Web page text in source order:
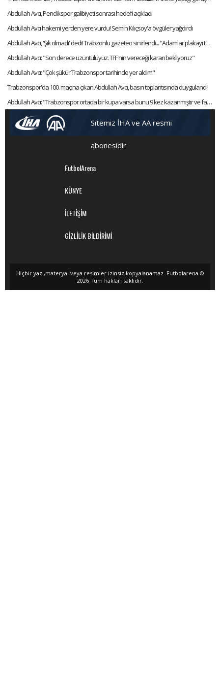
Abdullah Avcı, Pendikspor galibiyeti sonrası hedefi açıkladı
Abdullah Avcı hakemi yerden yere vurdu! Semih Kılıçsoy'a övgüler yağdırdı
Abdullah Avcı, 'Şık olmadı' dedi! Trabzonlu gazeteci sinirlendi... "Adamlar plakayı taktı hocam"
Abdullah Avcı: "Son derece üzüntülüyüz. TFF'nin vereceği kararı bekliyoruz"
Abdullah Avcı: "Çok şükür Trabzonspor tarihinde yer aldım"
Trabzonspor'da 100. maçına çıkan Abdullah Avcı, basın toplantısında duygulandı!
Abdullah Avcı: "Trabzonspor ortada bir kupa varsa bunu 9 kez kazanmıştır ve favorisidir"
Sitemiz İHA ve AA resmi
abonesidir
FutbolArena
KÜNYE
İLETİŞİM
GİZLİLİK BİLDİRİMİ
Hiçbir yazı,materyal veya resimler izinsiz kopyalanamaz. Futbolarena ©
2026 Tüm hakları saklıdır.